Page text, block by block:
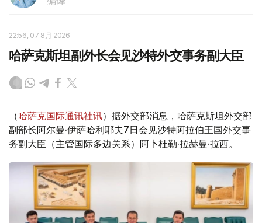
22:56, 07 8月 2026
哈萨克斯坦副外长会见沙特外交事务副大臣
（哈萨克国际通讯社讯）据外交部消息，哈萨克斯坦外交部
副部长阿尔曼·伊萨哈利耶夫7日会见沙特阿拉伯王国外交事
务副大臣（主管国际多边关系）阿卜杜勒·拉赫曼·拉西。